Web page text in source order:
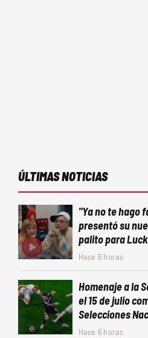
ÚLTIMAS NOTICIAS
"Ya no te hago
presentó su
palito para
Hace 6 horas
Homenaje a la
el 15 de julio
Selecciones
Hace 6 horas